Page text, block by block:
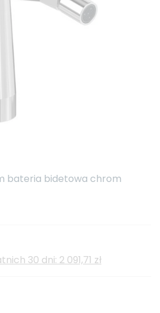
bateria bidetowa chrom
30 dni: 2 091,71 zł